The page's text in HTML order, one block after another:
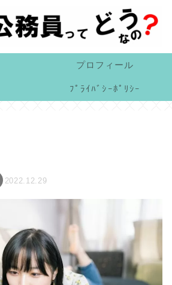
プロフィール
ﾌﾟﾗｲﾊﾞｼｰﾎﾟﾘｼｰ
2022.12.29